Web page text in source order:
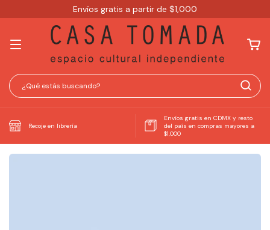
Envíos gratis a partir de $1,000
Recoje en librería
Envíos gratis en CDMX y resto
del país en compras mayores a
$1,000